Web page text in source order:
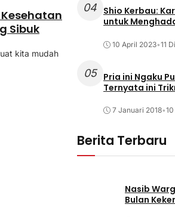
Sibuk
kita mudah
04 Shio Kerbau:
untuk
10 April 2023•11
05
Pria ini Ngaku
Ternyata ini
7 Januari 2018•
Berita Terbaru
Nasib
Bulan